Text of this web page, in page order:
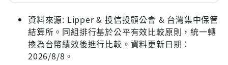
資料來源: Lipper & 投信投顧公會 & 台灣集中保管
結算所。同組排行基於公平有效比較原則，統一轉
換為台幣績效後進行比較。資料更新日期：
2026/8/8。